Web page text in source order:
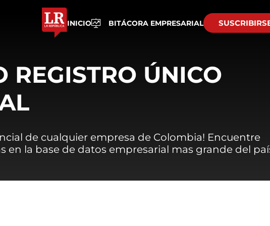
INICIO BITÁCORA EMPRESARIAL
REGISTRO ÚNICO
de cualquier empresa de Colombia! Encuentre
en la base de datos empresarial mas grande del